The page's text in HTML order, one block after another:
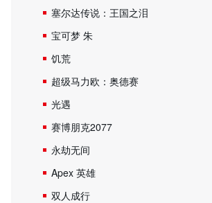
塞尔达传说：王国之泪
宝可梦 朱
饥荒
超级马力欧：奥德赛
光遇
赛博朋克2077
永劫无间
Apex 英雄
双人成行